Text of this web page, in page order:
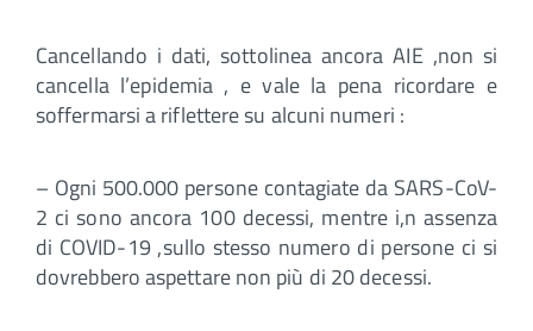
Cancellando i dati, sottolinea ancora AIE ,non si
cancella l’epidemia , e vale la pena ricordare e
soffermarsi a riflettere su alcuni numeri :
– Ogni 500.000 persone contagiate da SARS-CoV-
2 ci sono ancora 100 decessi, mentre i,n assenza
di COVID-19 ,sullo stesso numero di persone ci si
dovrebbero aspettare non più di 20 decessi.